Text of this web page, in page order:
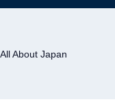
All About Japan